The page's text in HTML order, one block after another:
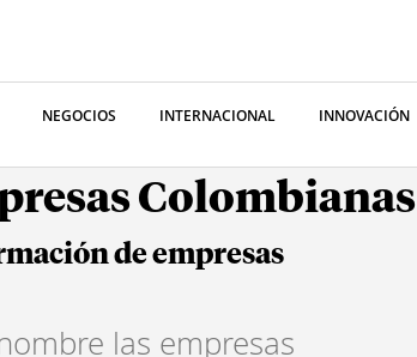
NEGOCIOS INTERNACIONAL INNOVACIÓN
Colombianas
de empresas